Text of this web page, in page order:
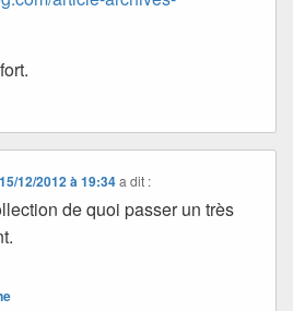
15/12/2012 à 19:34 a dit :
de quoi passer un très